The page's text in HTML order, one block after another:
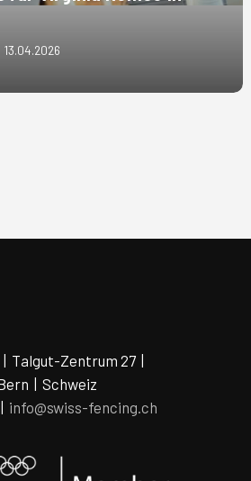
13.04.2026
Talgut-Zentrum 27 |
| Schweiz
info@swiss-fencing.ch